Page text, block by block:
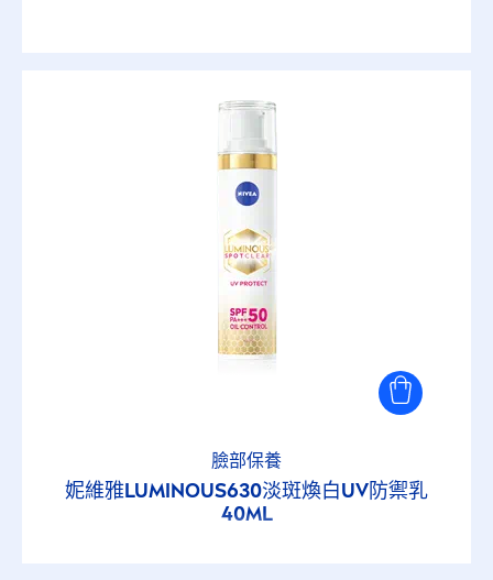
臉部保養
妮維雅LUMINOUS630淡斑煥白UV防禦乳
40ML